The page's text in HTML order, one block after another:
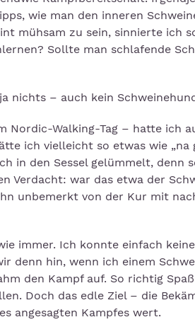
wie man den inneren
mühsam zu sein, sinnierte ich
Sollte man schlafende
nichts – auch kein
Nordic-Walking-Tag – hatte ich
ich vielleicht so etwas wie „na
in den Sessel gelümmelt, denn
Verdacht: war das etwa der
unbemerkt von der Kur mit
immer. Ich konnte einfach
denn hin, wenn ich einem
den Kampf auf. So richtig
Doch das edle Ziel – die
angesagten Kampfes wert.